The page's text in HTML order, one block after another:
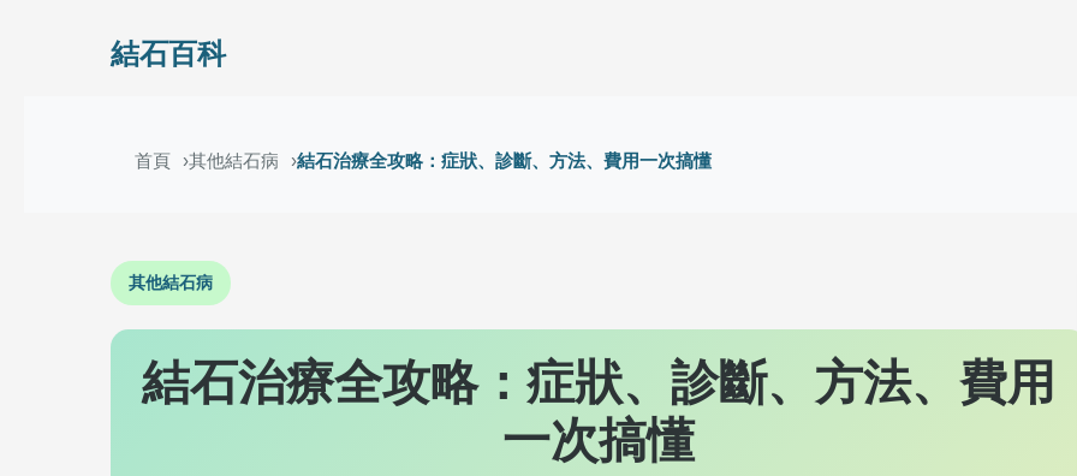
結石百科
首頁 其他結石病 結石治療全攻略：症狀、診斷、方法、費用一次搞懂
其他結石病
結石治療全攻略：症狀、診斷、方法、費用
一次搞懂